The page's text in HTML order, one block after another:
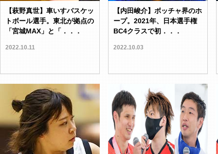
【萩野真世】車いすバスケッ
トボール選手。東北が拠点の
「宮城MAX」と「．．．
2022.10.11
【内田峻介】ボッチャ界のホ
ープ。2021年、日本選手権
BC4クラスで初．．．
2022.10.03